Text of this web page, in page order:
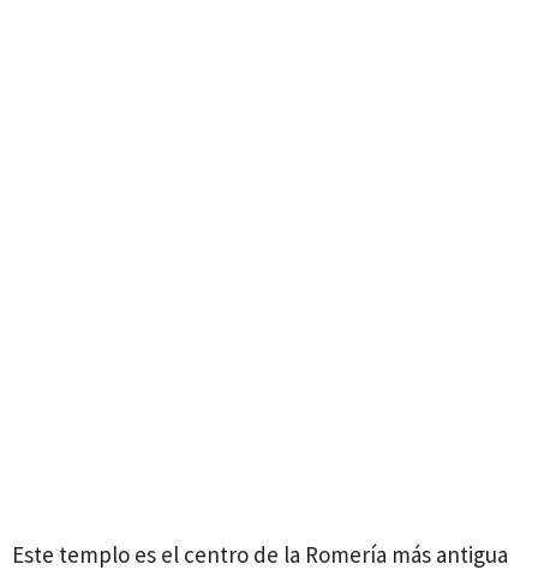
Este templo es el centro de la Romería más antigua